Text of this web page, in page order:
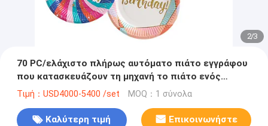
2/3
70 PC/ελάχιστο πλήρως αυτόματο πιάτο εγγράφου
που κατασκευάζουν τη μηχανή το πιάτο ενός
χρόνου που κατασκευάζει τη μηχανή
Τιμή：USD4000-5400 /set MOQ：1 σύνολα
Καλύτερη τιμή Επικοινωνήστε